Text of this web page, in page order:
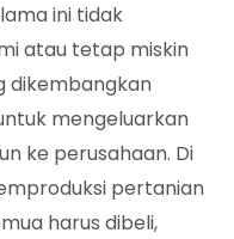
ini tidak
atau tetap miskin
dikembangkan
mengeluarkan
ke perusahaan. Di
pertanian
harus dibeli,